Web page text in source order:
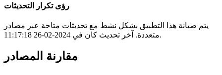
رؤى تكرار التحديثات
يتم صيانة هذا التطبيق بشكل نشط مع تحديثات متاحة عبر مصادر
متعددة. آخر تحديث كان في 2024-02-26 11:17:18.
مقارنة المصادر